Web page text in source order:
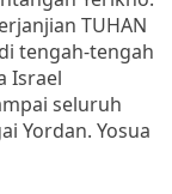
TUHAN
tengah-tengah
Israel
seluruh
Yordan. Yosua